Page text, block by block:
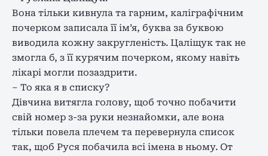
Вона тільки кивнула та гарним, каліграфічним
почерком записала її ім’я, буква за буквою
виводила кожну закругленість. Цаліщук так не
змогла б, з її курячим почерком, якому навіть
лікарі могли позаздрити.
– То яка я в списку?
Дівчина витягла голову, щоб точно побачити
свій номер з-за руки незнайомки, але вона
тільки повела плечем та перевернула список
так, щоб Руся побачила всі імена в ньому. От